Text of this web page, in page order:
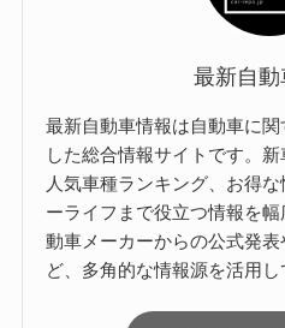
最新自
最新自動車情報は自動車に
した総合情報サイトです。新
人気車種ランキング、お得
ーライフまで役立つ情報を
動車メーカーからの公式発
ど、多角的な情報源を活用し